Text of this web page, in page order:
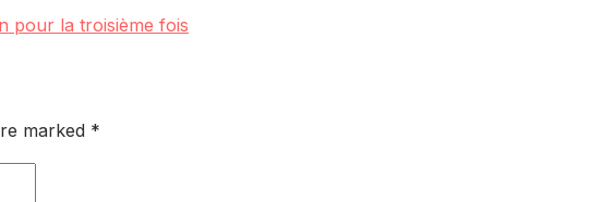
pour la troisième fois
marked *